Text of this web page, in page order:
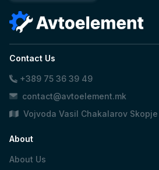
Contact Us
+389 75 36 39 49
contact@avtoelement.mk
Vojvoda Vasil Chakalarov Skopje
About
About Us